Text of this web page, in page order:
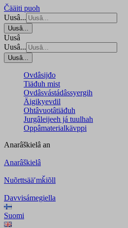
Čääiti puoh
Uusâ...
Uusâ...
Uusâ
Uusâ...
Uusâ...
Ovdâsijđo
Tiäđuh mist
Ovdâsvástádâssyergih
Äigikyevdil
Ohtâvuotâtiäđuh
Jurgâleijeeh já tuulhah
Oppâmaterialkävppi
Anarâškielâ an
Anarâškielâ
Nuõrttsääʹmǩiõll
Davvisámegiella
Suomi